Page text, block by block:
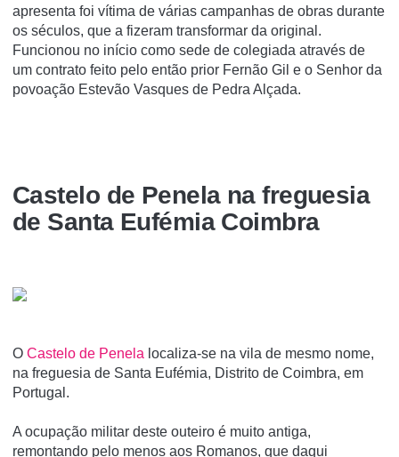
apresenta foi vítima de várias campanhas de obras durante
os séculos, que a fizeram transformar da original.
Funcionou no início como sede de colegiada através de
um contrato feito pelo então prior Fernão Gil e o Senhor da
povoação Estevão Vasques de Pedra Alçada.
Castelo de Penela na freguesia
de Santa Eufémia Coimbra
O Castelo de Penela localiza-se na vila de mesmo nome,
na freguesia de Santa Eufémia, Distrito de Coimbra, em
Portugal.
A ocupação militar deste outeiro é muito antiga,
remontando pelo menos aos Romanos, que daqui